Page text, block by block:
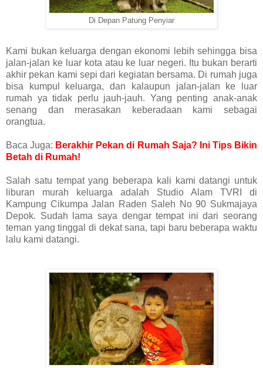
Di Depan Patung Penyiar
Kami bukan keluarga dengan ekonomi lebih sehingga bisa
jalan-jalan ke luar kota atau ke luar negeri. Itu bukan berarti
akhir pekan kami sepi dari kegiatan bersama. Di rumah juga
bisa kumpul keluarga, dan kalaupun jalan-jalan ke luar
rumah ya tidak perlu jauh-jauh. Yang penting anak-anak
senang dan merasakan keberadaan kami sebagai
orangtua.
Baca Juga: Berakhir Pekan di Rumah Saja? Ini Tips Bikin
Betah di Rumah!
Salah satu tempat yang beberapa kali kami datangi untuk
liburan murah keluarga adalah Studio Alam TVRI di
Kampung Cikumpa Jalan Raden Saleh No 90 Sukmajaya
Depok. Sudah lama saya dengar tempat ini dari seorang
teman yang tinggal di dekat sana, tapi baru beberapa waktu
lalu kami datangi.